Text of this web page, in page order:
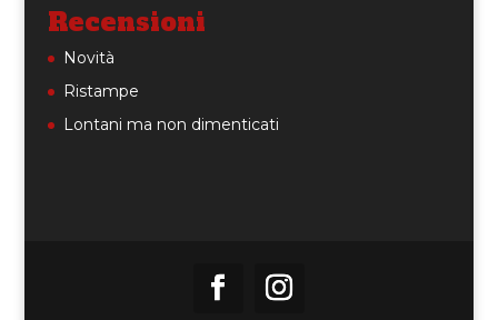
Recensioni
Novità
Ristampe
Lontani ma non dimenticati